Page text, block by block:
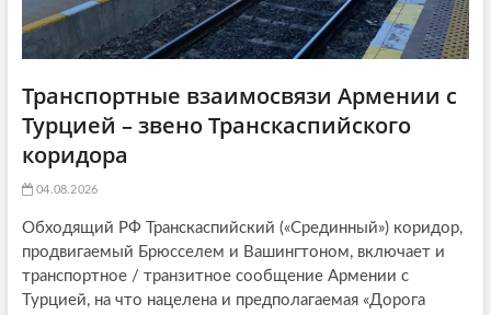
Транспортные взаимосвязи Армении с
Турцией – звено Транскаспийского
коридора
04.08.2026
Обходящий РФ Транскаспийский («Срединный») коридор,
продвигаемый Брюсселем и Вашингтоном, включает и
транспортное / транзитное сообщение Армении с
Турцией, на что нацелена и предполагаемая «Дорога